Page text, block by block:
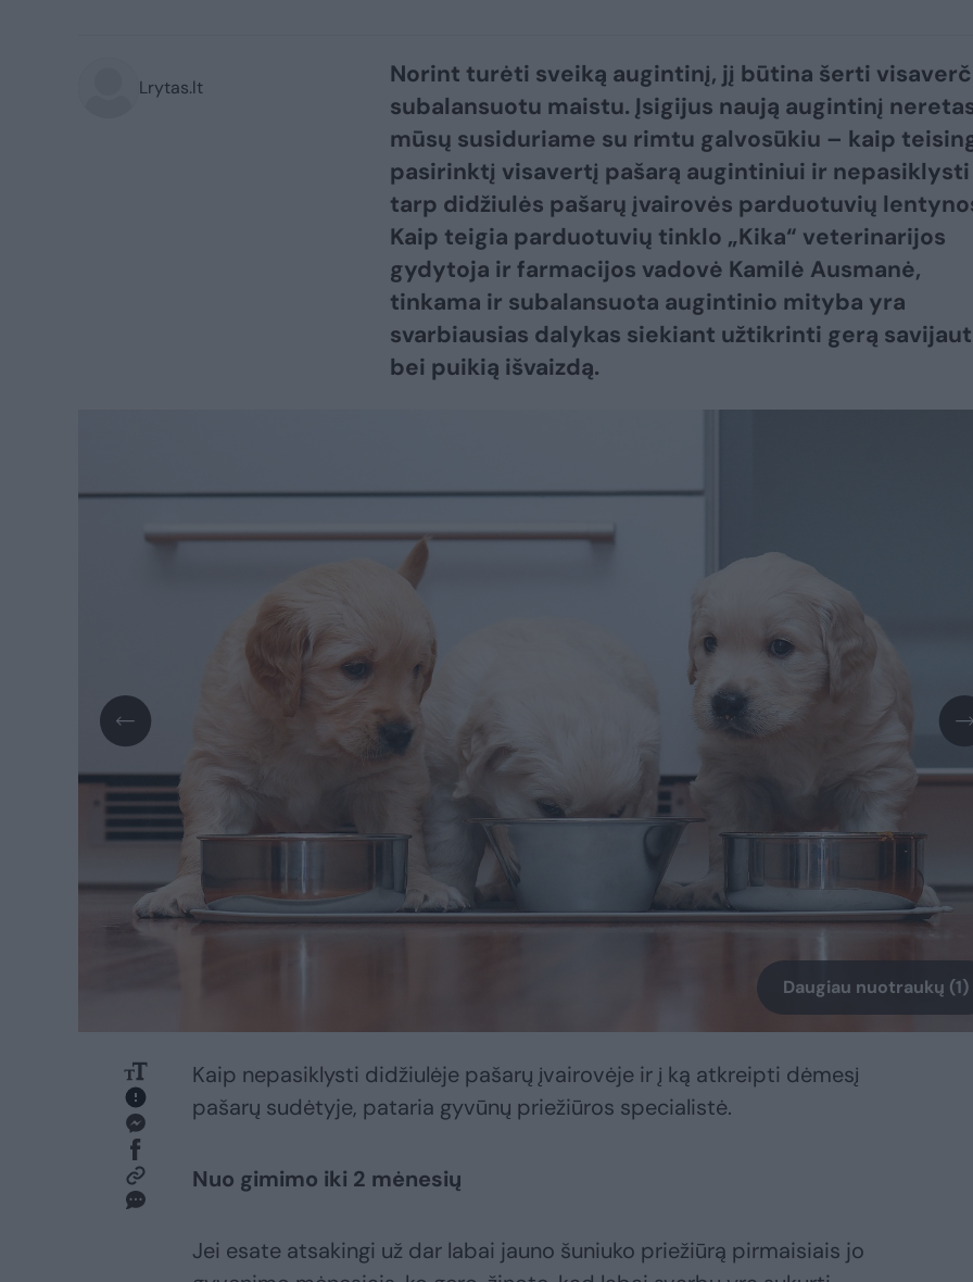
Lrytas.lt
Norint turėti sveiką augintinį, jį būtina šerti
subalansuotu maistu. Įsigijus naują augintinį
mūsų susiduriame su rimtu galvosūkiu – kaip
pasirinktį visavertį pašarą augintiniui ir nepasiklysti
tarp didžiulės pašarų įvairovės parduotuvių
Kaip teigia parduotuvių tinklo „Kika“ veterinarijos
gydytoja ir farmacijos vadovė Kamilė Ausmanė,
tinkama ir subalansuota augintinio mityba yra
svarbiausias dalykas siekiant užtikrinti gerą
bei puikią išvaizdą.
Daugiau nuotraukų (1)
Kaip nepasiklysti didžiulėje pašarų įvairovėje ir į ką atkreipti dėmesį
pašarų sudėtyje, pataria gyvūnų priežiūros specialistė.
Nuo gimimo iki 2 mėnesių
Jei esate atsakingi už dar labai jauno šuniuko priežiūrą pirmaisiais jo